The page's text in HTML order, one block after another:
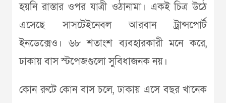
হয়নি রাস্তার ওপর যাত্রী ওঠানামা। একই চিত্র উঠে
এসেছে সাসটেইনেবল আরবান ট্রান্সপোর্ট
ইনডেক্সেও। ৬৮ শতাংশ ব্যবহারকারী মনে করে,
ঢাকায় বাস স্টপেজগুলো সুবিধাজনক নয়।
কোন রুটে কোন বাস চলে, ঢাকায় এসে বছর খানেক